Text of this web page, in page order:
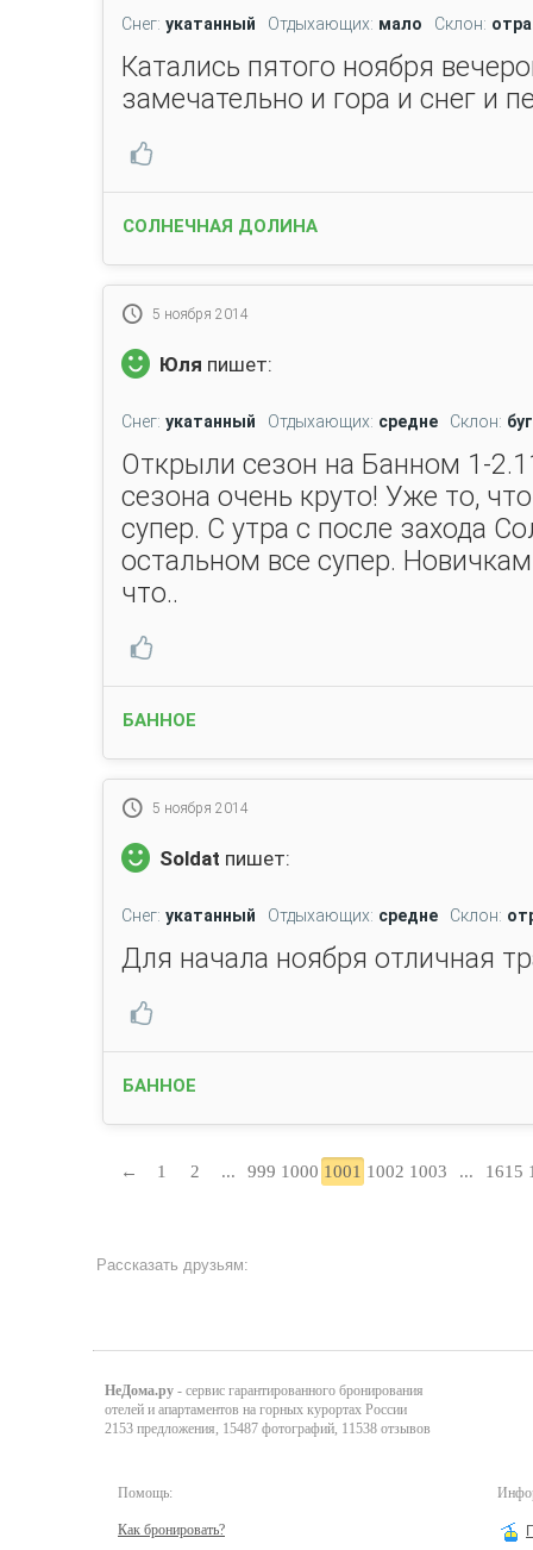
Снег: укатанный Отдыхающих: мало Склон:
Катались пятого ноября
замечательно и гора и снег и
СОЛНЕЧНАЯ ДОЛИНА
5 ноября 2014
Юля пишет:
Снег: укатанный Отдыхающих: средне Склон:
Открыли сезон на Банном 1-
сезона очень круто! Уже то,
супер. С утра с после захода
остальном все супер.
что..
БАННОЕ
5 ноября 2014
Soldat пишет:
Снег: укатанный Отдыхающих: средне Склон:
Для начала ноября отличная
БАННОЕ
← 1 2 ... 999 1000 1001 1002 1003 ... 1615
Рассказать друзьям:
НеДома.ру - сервис гарантированного бронирования
отелей и апартаментов на горных курортах России
2153 предложения, 15487 фотографий, 11538 отзывов
Помощь:
Как бронировать?